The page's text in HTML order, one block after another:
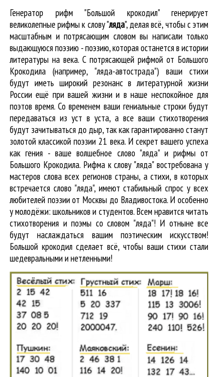
Генератор рифм "Большой крокодил" генерирует
великолепныерифмы к слову "ляда", делая всё, чтобы с этим
масштабным и потрясающим словом вы написали только
выдающуюся поэзию - поэзию, которая останется в истории
литературы на века. С потрясающей рифмой от Большого
Крокодила (например, "ляда-автострада") ваши стихи
будут иметь широкий резонанс в литературной жизни
России ещё при вашей жизни и в наше неспокойное для
поэтов время. Со временем ваши гениальные строки будут
передаваться из уст в уста, а все ваши стихотворения
будут зачитываться до дыр, так как гарантированно станут
золотой классикой поэзии 21 века. И секрет вашего успеха
как гения - ваше волшебное слово "ляда" и рифмы от
Большого Крокодила. Рифма к слову "ляда" востребована у
мастеров слова всех регионов страны, а стихи, в которых
встречается слово "ляда", имеют стабильный спрос у всех
любителей поэзии от Москвы до Владивостока. И особенно
у молодёжи: школьников и студентов. Всем нравится читать
стихотворения и поэмы со словом "ляда"! И отныне все
будут наслаждаться вашим поэтическим искусством!
Большой крокодил cделает всё, чтобы ваши стихи стали
шедевральными и нетленными!